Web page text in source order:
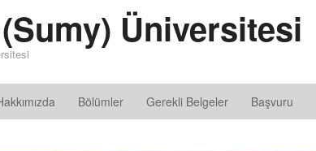
Üniversitesi
Bölümler Gerekli Belgeler Başvuru